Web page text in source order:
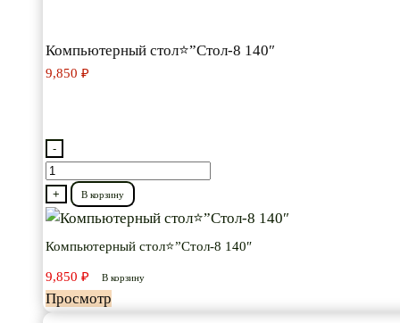
Компьютерный стол⭐”Стол-8 140″
9,850 ₽
-
Количество
товара
Компьютерный
+ В корзину
Компьютерный стол⭐”Стол-8 140″
9,850 ₽ В корзину
Просмотр